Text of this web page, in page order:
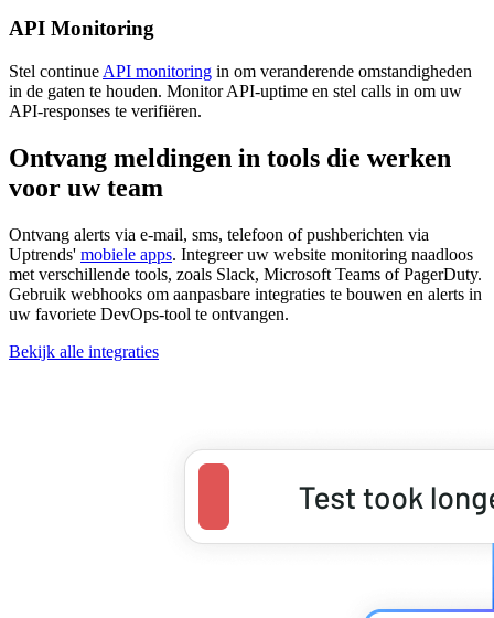
API Monitoring
Stel continue API monitoring in om veranderende omstandigheden
in de gaten te houden. Monitor API-uptime en stel calls in om uw
API-responses te verifiëren.
Ontvang meldingen in tools die werken
voor uw team
Ontvang alerts via e-mail, sms, telefoon of pushberichten via
Uptrends' mobiele apps. Integreer uw website monitoring naadloos
met verschillende tools, zoals Slack, Microsoft Teams of PagerDuty.
Gebruik webhooks om aanpasbare integraties te bouwen en alerts in
uw favoriete DevOps-tool te ontvangen.
Bekijk alle integraties